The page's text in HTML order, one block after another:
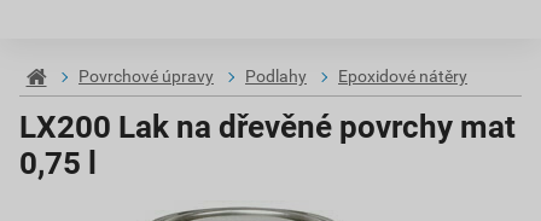
Povrchové úpravy Podlahy Epoxidové nátěry
LX200 Lak na dřevěné povrchy mat
0,75 l